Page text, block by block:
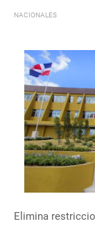
NACIONALES
Elimina